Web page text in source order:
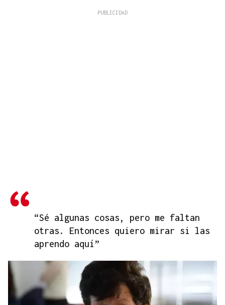
“Sé algunas cosas, pero me faltan
otras. Entonces quiero mirar si las
aprendo aquí”